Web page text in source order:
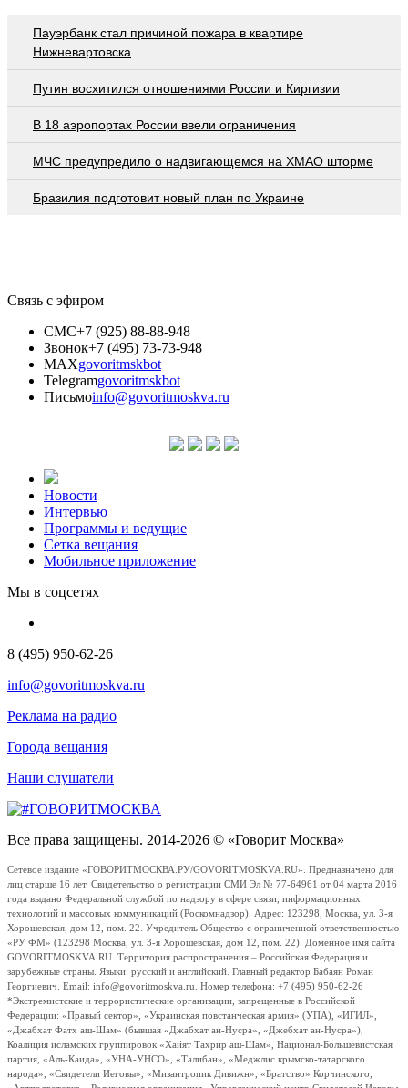
Пауэрбанк стал причиной пожара в квартире
Нижневартовска
Путин восхитился отношениями России и Киргизии
В 18 аэропортах России ввели ограничения
МЧС предупредило о надвигающемся на ХМАО шторме
Бразилия подготовит новый план по Украине
Связь с эфиром
СМС+7 (925) 88-88-948
Звонок+7 (495) 73-73-948
MAXgovoritmskbot
Telegramgovoritmskbot
Письмоinfo@govoritmoskva.ru
Новости
Интервью
Программы и ведущие
Сетка вещания
Мобильное приложение
Мы в соцсетях
8 (495) 950-62-26
info@govoritmoskva.ru
Реклама на радио
Города вещания
Наши слушатели
Все права защищены. 2014-2026 © «Говорит Москва»
Сетевое издание «ГОВОРИТМОСКВА.РУ/GOVORITMOSKVA.RU». Предназначено для
лиц старше 16 лет. Свидетельство о регистрации СМИ Эл № 77-64961 от 04 марта 2016
года выдано Федеральной службой по надзору в сфере связи, информационных
технологий и массовых коммуникаций (Роскомнадзор). Адрес: 123298, Москва, ул. 3-я
Хорошевская, дом 12, пом. 22. Учредитель Общество с ограниченной ответственностью
«РУ ФМ» (123298 Москва, ул. 3-я Хорошевская, дом 12, пом. 22). Доменное имя сайта
GOVORITMOSKVA.RU. Территория распространения – Российская Федерация и
зарубежные страны. Языки: русский и английский. Главный редактор Бабаян Роман
Георгиевич. Email: info@govoritmoskva.ru. Номер телефона: +7 (495) 950-62-26
*Экстремистские и террористические организации, запрещенные в Российской
Федерации: «Правый сектор», «Украинская повстанческая армия» (УПА), «ИГИЛ»,
«Джабхат Фатх аш-Шам» (бывшая «Джабхат ан-Нусра», «Джебхат ан-Нусра»),
Коалиция исламских группировок «Хайят Тахрир аш-Шам», Национал-Большевистская
партия, «Аль-Каида», «УНА-УНСО», «Талибан», «Меджлис крымско-татарского
народа», «Свидетели Иеговы», «Мизантропик Дивижн», «Братство» Корчинского,